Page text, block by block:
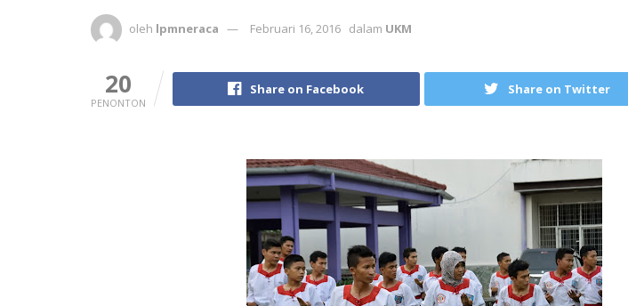
oleh lpmneraca Februari 16, 2016 dalam UKM
20
PENONTON
Share on Facebook Share on Twitter